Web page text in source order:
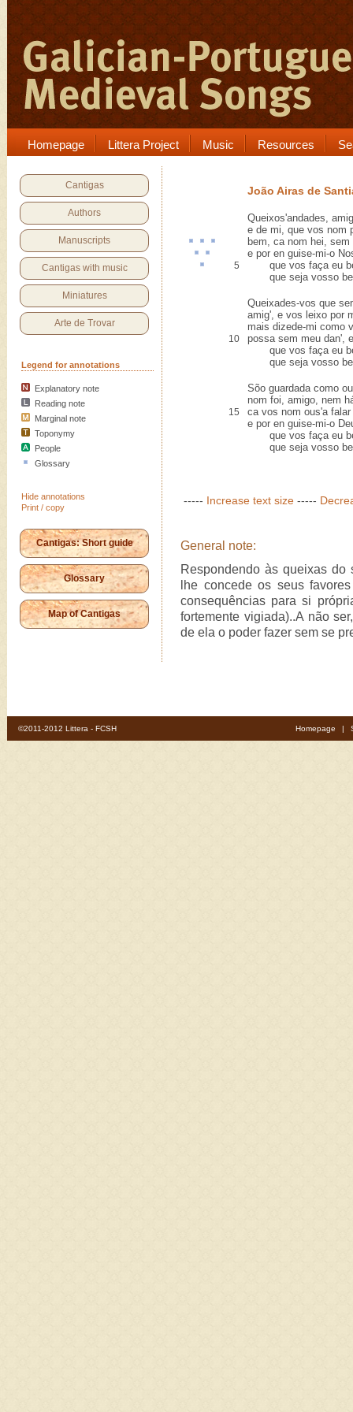
Homepage Littera Project Music Resources
Cantigas
Authors
Manuscripts
Cantigas with music
Miniatures
Arte de Trovar
Legend for annotations
Explanatory note
Reading note
Marginal note
Toponymy
People
Glossary
Hide annotations
Print / copy
Cantigas: Short guide
Glossary
Map of Cantigas
João Airas de
Queixos'andades,
e de mi, que vos nom
bem, canom hei,
e por en guise-mi-o
5
que vos faça eu
que seja vosso
Queixades-vos que
amig', e vos leixo por
mais dizede-mi como
10
possa sem meu dan',
que vos faça eu
que seja vosso
Sõo guardada como
nom foi, amigo, nem
15
ca vos nom ous'a falar
e por en guise-mi-o
que vos faça eu
que seja vosso
----- Increase text size -----
General note:
Respondendo às queixas
lhe concede os seus
consequências para si
fortemente vigiada)..A não
de ela o poder fazer sem se
©2011-2012 Littera - FCSH Homepage |